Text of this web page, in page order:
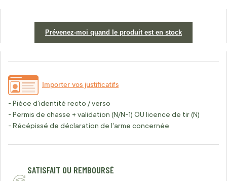
Prévenez-moi quand le produit est en stock
Importer vos justificatifs
- Pièce d'identité recto / verso
- Permis de chasse + validation (N/N-1) OU licence de tir (N)
- Récépissé de déclaration de l'arme concernée
SATISFAIT OU REMBOURSÉ